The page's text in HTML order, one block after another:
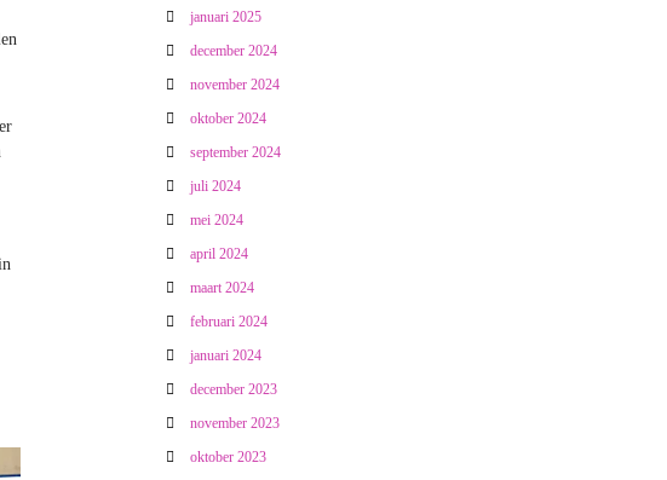
januari 2025
december 2024
november 2024
oktober 2024
september 2024
juli 2024
mei 2024
april 2024
maart 2024
februari 2024
januari 2024
december 2023
november 2023
oktober 2023